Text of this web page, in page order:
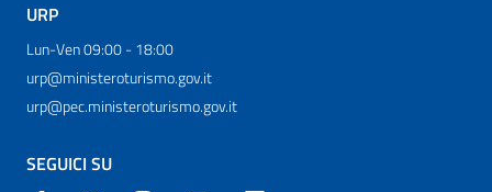
URP
Lun-Ven 09:00 - 18:00
urp@ministeroturismo.gov.it
urp@pec.ministeroturismo.gov.it
SEGUICI SU